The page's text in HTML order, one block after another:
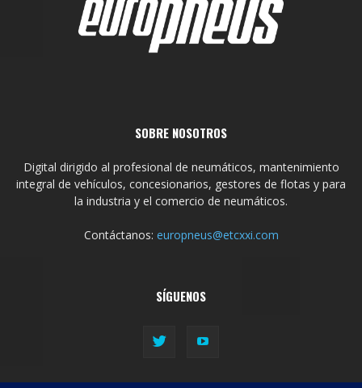
SOBRE NOSOTROS
Digital dirigido al profesional de neumáticos, mantenimiento
integral de vehículos, concesionarios, gestores de flotas y para
la industria y el comercio de neumáticos.
Contáctanos: europneus@etcxxi.com
SÍGUENOS